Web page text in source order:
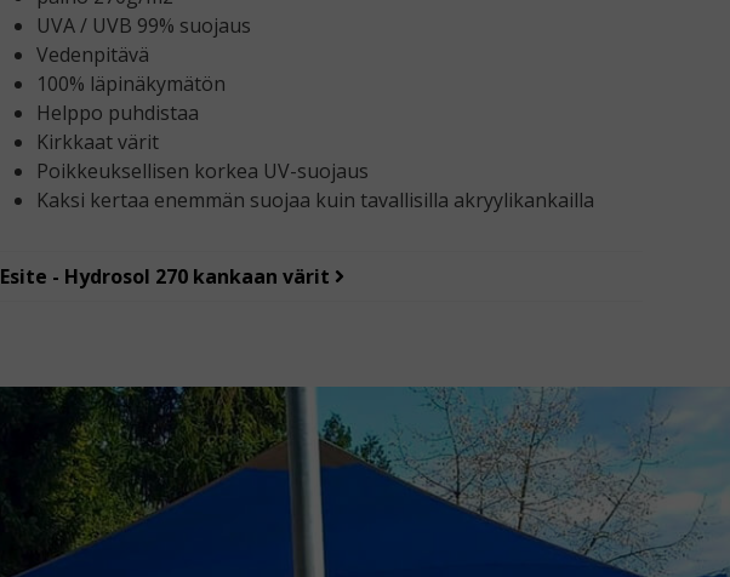
UVA / UVB 99% suojaus
Vedenpitävä
100% läpinäkymätön
Helppo puhdistaa
Kirkkaat värit
Poikkeuksellisen korkea UV-suojaus
Kaksi kertaa enemmän suojaa kuin tavallisilla akryylikankailla
Esite - Hydrosol 270 kankaan värit